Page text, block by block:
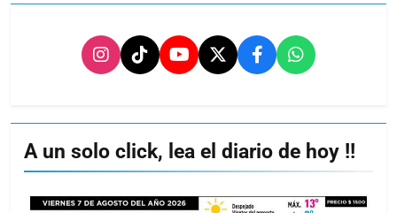
A un solo click, lea el diario de hoy !!